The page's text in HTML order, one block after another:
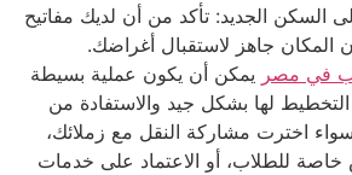
الجديد: تأكد من أن لديك مفاتيح
جاهز لاستقبال أغراضك.
مصريمكن أن يكون عملية بسيطة
لها بشكل جيد والاستفادة من
اخترت مشاركة النقل مع زملائك،
للطلاب، أو الاعتماد على خدمات